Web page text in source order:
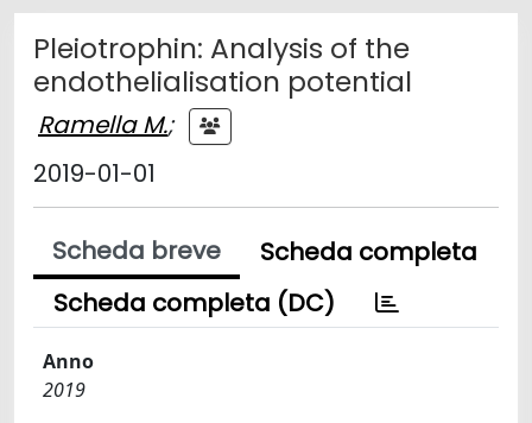
Pleiotrophin: Analysis of the
endothelialisation potential
Ramella M.;
2019-01-01
Scheda breve
Scheda completa
Scheda completa (DC)
Anno
2019